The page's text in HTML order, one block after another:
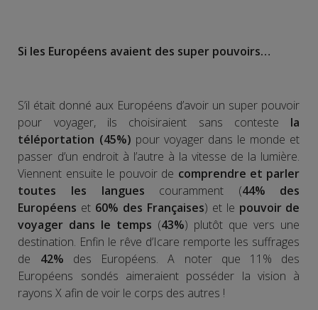
Si les Européens avaient des super pouvoirs…
S’il était donné aux Européens d’avoir un super pouvoir
pour voyager, ils choisiraient sans conteste la
téléportation (45%) pour voyager dans le monde et
passer d’un endroit à l’autre à la vitesse de la lumière.
Viennent ensuite le pouvoir de comprendre et parler
toutes les langues couramment (44% des
Européens et 60% des Françaises) et le pouvoir de
voyager dans le temps (43%) plutôt que vers une
destination. Enfin le rêve d’Icare remporte les suffrages
de 42% des Européens. A noter que 11% des
Européens sondés aimeraient posséder la vision à
rayons X afin de voir le corps des autres !